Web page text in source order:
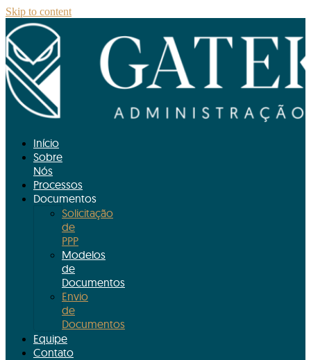
Skip to content
Início
Sobre
Nós
Processos
Documentos
Solicitação
de
PPP
Modelos
de
Documentos
Envio
de
Documentos
Equipe
Contato